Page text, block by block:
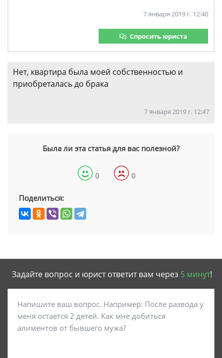
7 января 2019 г. 12:40
Спросить юриста
Нет, квартира была моей собственностью и
приобреталась до брака
7 января 2019 г. 12:47
Была ли эта статья для вас полезной?
0 0
Поделиться:
Задайте вопрос и юрист ответит вам через 5 минут!